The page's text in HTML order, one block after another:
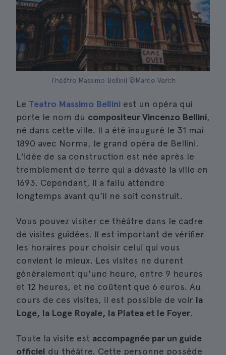
Théâtre Massimo Bellini| ©Marco Verch
Le Teatro Massimo Bellini est un opéra qui
porte le nom du compositeur Vincenzo Bellini,
né dans cette ville. Il a été inauguré le 31 mai
1890 avec Norma, le grand opéra de Bellini.
L'idée de sa construction est née après le
tremblement de terre qui a dévasté la ville en
1693. Cependant, il a fallu attendre
longtemps avant qu'il ne soit construit.
Vous pouvez visiter ce théâtre dans le cadre
de visites guidées. Il est important de vérifier
les horaires pour choisir celui qui vous
convient le mieux. Les visites ne durent
généralement qu'une heure, entre 9 heures
et 12 heures, et ne coûtent que 6 euros. Au
cours de ces visites, il est possible de voir la
Loge, la Loge Royale, la Platea et le Foyer.
Toute la visite est accompagnée par un guide
officiel du théâtre. Cette personne possède